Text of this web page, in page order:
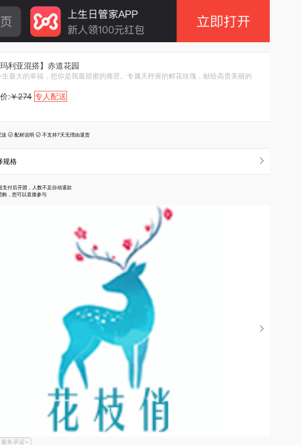
玛利亚混搭】赤道花园
生最大的幸福，想你是我最甜蜜的痛苦。专属天秤座的鲜花玫瑰，献给高贵美丽的
:￥274 专人配送
送  配材说明  不支持7天无理由退货
规格
支付后开团，人数不足自动退款
购，您可以直接参与
服务承诺>